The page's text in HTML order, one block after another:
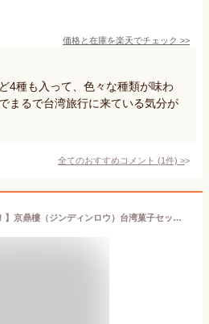
価格と在庫を楽天でチェック >>
4種も入って、色々な種類が味わ
まるで台湾旅行に来ている気分が
全てのおすすめコメント (1件) >
【あす楽】【送料無料！】京鼎樓（ジンディンロウ）台湾菓子セット JINDINROU 小籠包 点心 スイーツ パイナップルケーキ 台湾 ギフト 手土産 クリスマス お歳暮